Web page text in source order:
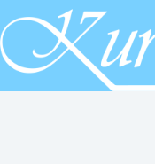
al
contenido